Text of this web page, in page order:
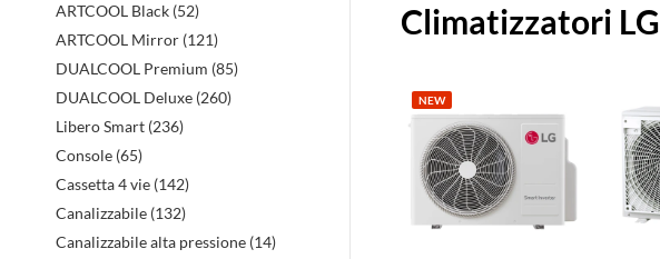
ARTCOOL Black (52)
ARTCOOL Mirror (121)
DUALCOOL Premium (85)
DUALCOOL Deluxe (260)
Libero Smart (236)
Console (65)
Cassetta 4 vie (142)
Canalizzabile (132)
Canalizzabile alta pressione (14)
in
Climatizzatori
NEW